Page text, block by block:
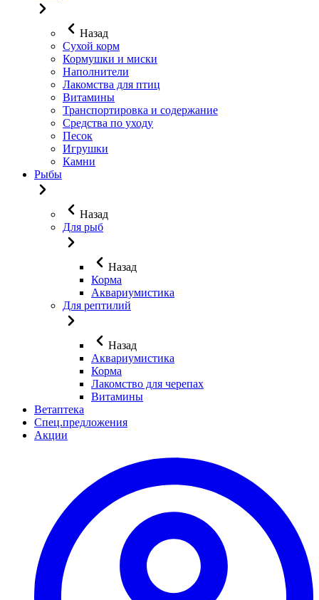
Назад
Сухой корм
Кормушки и миски
Наполнители
Лакомства для птиц
Витамины
Транспортировка и содержание
Средства по уходу
Песок
Игрушки
Камни
Рыбы
Назад
Для рыб
Назад
Корма
Аквариумистика
Для рептилий
Назад
Аквариумистика
Корма
Лакомство для черепах
Витамины
Ветаптека
Спец.предложения
Акции